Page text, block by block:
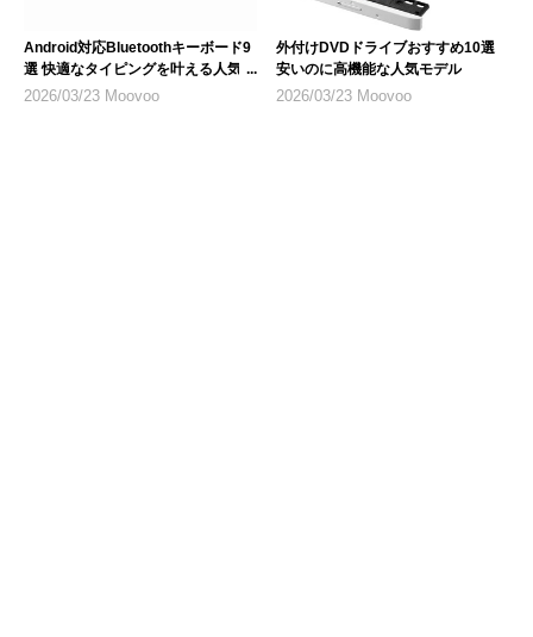
Android対応Bluetoothキーボード9
選 快適なタイピングを叶える人気モ
デル
2026/03/23 Moovoo
外付けDVDドライブおすすめ10選
安いのに高機能な人気モデル
2026/03/23 Moovoo